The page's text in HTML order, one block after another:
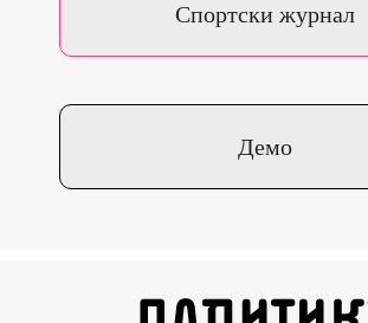
Спортски журнал
Демо